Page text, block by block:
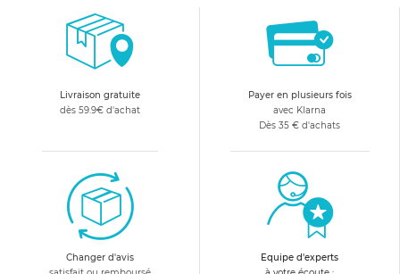
Livraison gratuite
dès 59.9€ d'achat
Payer en plusieurs fois
avec Klarna
Dès 35 € d'achats
Changer d'avis
Equipe d'experts